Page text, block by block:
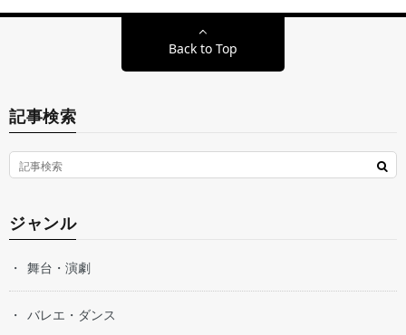
Back to Top
記事検索
ジャンル
舞台・演劇
バレエ・ダンス